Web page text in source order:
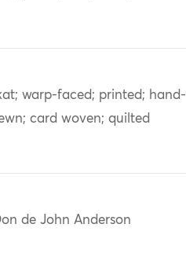
warp-faced; printed; hand-
card woven; quilted
de John Anderson